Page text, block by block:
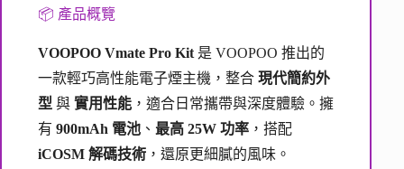
📦 產品概覽
VOOPOO Vmate Pro Kit 是 VOOPOO 推出的
一款輕巧高性能電子煙主機，整合 現代簡約外
型 與 實用性能 ，適合日常攜帶與深度體驗。擁
有 900mAh 電池 、 最高 25W 功率 ，搭配
iCOSM 解碼技術 ，還原更細膩的風味。